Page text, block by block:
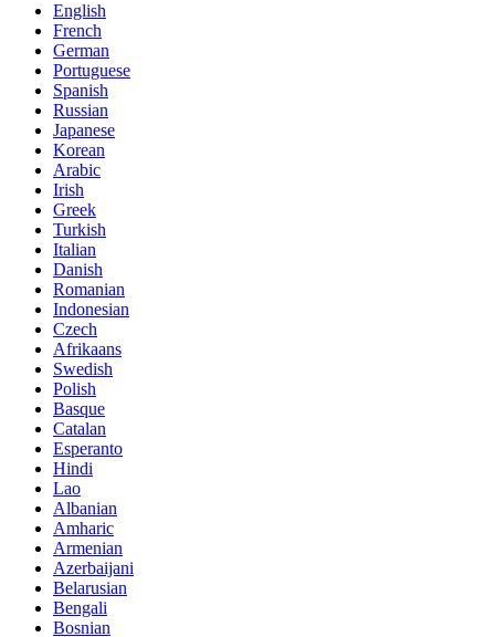
English
French
German
Portuguese
Spanish
Russian
Japanese
Korean
Arabic
Irish
Greek
Turkish
Italian
Danish
Romanian
Indonesian
Czech
Afrikaans
Swedish
Polish
Basque
Catalan
Esperanto
Hindi
Lao
Albanian
Amharic
Armenian
Azerbaijani
Belarusian
Bengali
Bosnian